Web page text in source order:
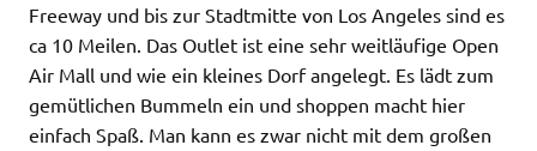
Freeway und bis zur Stadtmitte von Los Angeles sind es
ca 10 Meilen. Das Outlet ist eine sehr weitläufige Open
Air Mall und wie ein kleines Dorf angelegt. Es lädt zum
gemütlichen Bummeln ein und shoppen macht hier
einfach Spaß. Man kann es zwar nicht mit dem großen